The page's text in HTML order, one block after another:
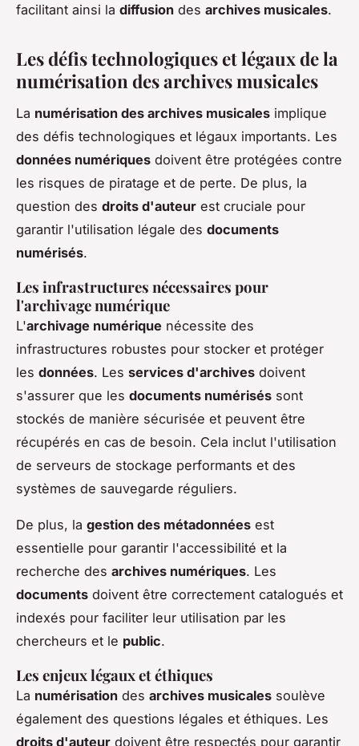
facilitant ainsi la diffusion des archives musicales.
Les défis technologiques et légaux de la
numérisation des archives musicales
La numérisation des archives musicales implique
des défis technologiques et légaux importants. Les
données numériques doivent être protégées contre
les risques de piratage et de perte. De plus, la
question des droits d'auteur est cruciale pour
garantir l'utilisation légale des documents
numérisés.
Les infrastructures nécessaires pour
l'archivage numérique
L'archivage numérique nécessite des
infrastructures robustes pour stocker et protéger
les données. Les services d'archives doivent
s'assurer que les documents numérisés sont
stockés de manière sécurisée et peuvent être
récupérés en cas de besoin. Cela inclut l'utilisation
de serveurs de stockage performants et des
systèmes de sauvegarde réguliers.
De plus, la gestion des métadonnées est
essentielle pour garantir l'accessibilité et la
recherche des archives numériques. Les
documents doivent être correctement catalogués et
indexés pour faciliter leur utilisation par les
chercheurs et le public.
Les enjeux légaux et éthiques
La numérisation des archives musicales soulève
également des questions légales et éthiques. Les
droits d'auteur doivent être respectés pour garantir